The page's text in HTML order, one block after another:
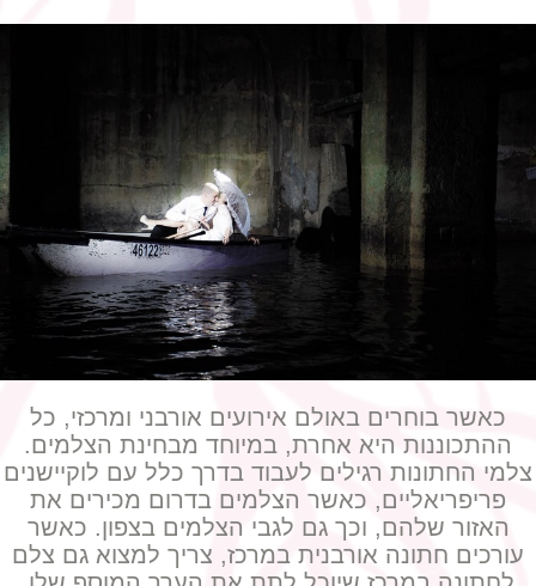
כאשר בוחרים באולם אירועים אורבני ומרכזי, כל
ההתכוננות היא אחרת, במיוחד מבחינת הצלמים.
צלמי החתונות רגילים לעבוד בדרך כלל עם לוקיישנים
פריפריאליים, כאשר הצלמים בדרום מכירים את
האזור שלהם, וכך גם לגבי הצלמים בצפון. כאשר
עורכים חתונה אורבנית במרכז, צריך למצוא גם צלם